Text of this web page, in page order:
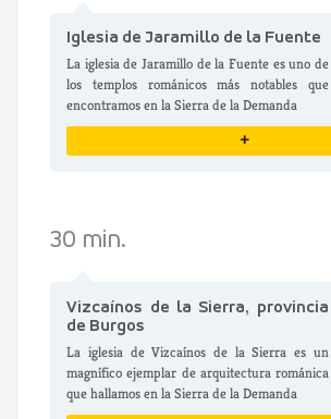
Iglesia de Jaramillo de la Fuente
La iglesia de Jaramillo de la Fuente es uno de
los templos románicos más notables que
encontramos en la Sierra de la Demanda
+
30 min.
Vizcaínos de la Sierra, provincia
de Burgos
La iglesia de Vizcaínos de la Sierra es un
magnífico ejemplar de arquitectura románica
que hallamos en la Sierra de la Demanda